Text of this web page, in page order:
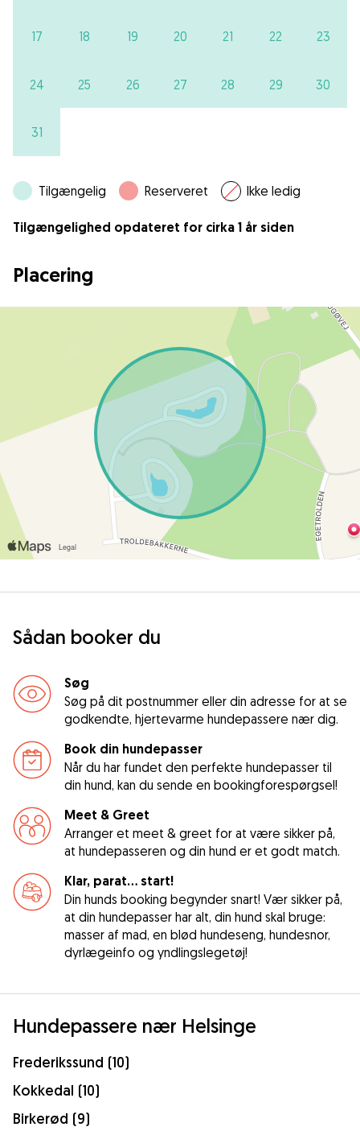
17 18 19 20 21 22 23
24 25 26 27 28 29 30
31
Tilgængelig Reserveret Ikke ledig
Tilgængelighed opdateret for cirka 1 år siden
Placering
Sådan booker du
Søg
Søg på dit postnummer eller din adresse for at se
godkendte, hjertevarme hundepassere nær dig.
Book din hundepasser
Når du har fundet den perfekte hundepasser til
din hund, kan du sende en bookingforespørgsel!
Meet & Greet
Arranger et meet & greet for at være sikker på,
at hundepasseren og din hund er et godt match.
Klar, parat... start!
Din hunds booking begynder snart! Vær sikker på,
at din hundepasser har alt, din hund skal bruge:
masser af mad, en blød hundeseng, hundesnor,
dyrlægeinfo og yndlingslegetøj!
Hundepassere nær Helsinge
Frederikssund (10)
Kokkedal (10)
Birkerød (9)